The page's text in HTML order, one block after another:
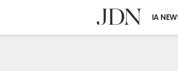
IA